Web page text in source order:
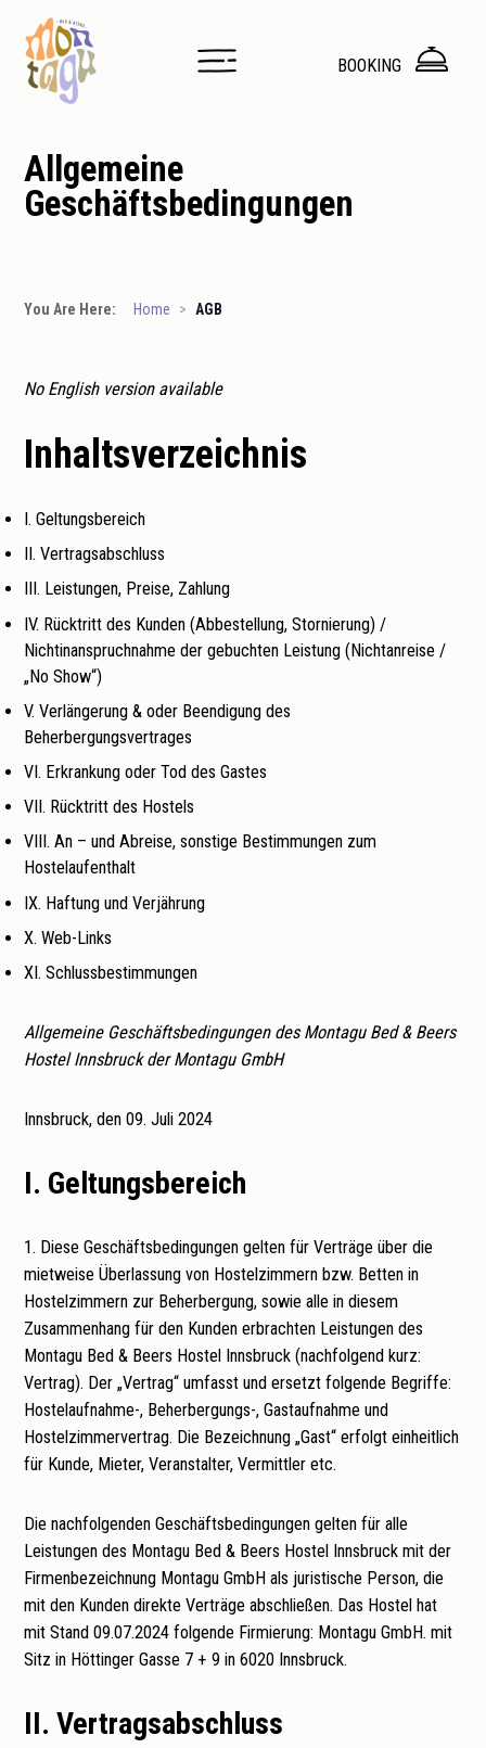
BOOKING
Allgemeine
Geschäftsbedingungen
You Are Here: Home > AGB
No English version available
Inhaltsverzeichnis
I. Geltungsbereich
II. Vertragsabschluss
III. Leistungen, Preise, Zahlung
IV. Rücktritt des Kunden (Abbestellung, Stornierung) /
Nichtinanspruchnahme der gebuchten Leistung (Nichtanreise /
„No Show“)
V. Verlängerung & oder Beendigung des
Beherbergungsvertrages
VI. Erkrankung oder Tod des Gastes
VII. Rücktritt des Hostels
VIII. An – und Abreise, sonstige Bestimmungen zum
Hostelaufenthalt
IX. Haftung und Verjährung
X. Web-Links
XI. Schlussbestimmungen
Allgemeine Geschäftsbedingungen des Montagu Bed & Beers
Hostel Innsbruck der Montagu GmbH
Innsbruck, den 09. Juli 2024
I. Geltungsbereich
1. Diese Geschäftsbedingungen gelten für Verträge über die
mietweise Überlassung von Hostelzimmern bzw. Betten in
Hostelzimmern zur Beherbergung, sowie alle in diesem
Zusammenhang für den Kunden erbrachten Leistungen des
Montagu Bed & Beers Hostel Innsbruck (nachfolgend kurz:
Vertrag). Der „Vertrag“ umfasst und ersetzt folgende Begriffe:
Hostelaufnahme-, Beherbergungs-, Gastaufnahme und
Hostelzimmervertrag. Die Bezeichnung „Gast“ erfolgt einheitlich
für Kunde, Mieter, Veranstalter, Vermittler etc.
Die nachfolgenden Geschäftsbedingungen gelten für alle
Leistungen des Montagu Bed & Beers Hostel Innsbruck mit der
Firmenbezeichnung Montagu GmbH als juristische Person, die
mit den Kunden direkte Verträge abschließen. Das Hostel hat
mit Stand 09.07.2024 folgende Firmierung: Montagu GmbH. mit
Sitz in Höttinger Gasse 7 + 9 in 6020 Innsbruck.
II. Vertragsabschluss